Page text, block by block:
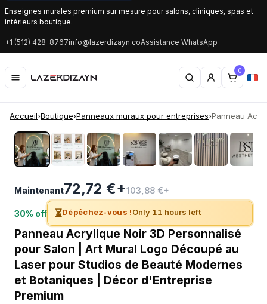
Enseignes murales premium sur mesure pour salons, cliniques, spas et
intérieurs boutique.
+1 (512) 428-8767info@lazerdizayn.coAssistance WhatsApp
0
Accueil›Boutique›Panneaux muraux pour entreprises›Panneau
‹ ›
Maintenant72,72 €+103,88 €+
30% off ⏳Dépêchez-vous !Only 11 hours left
Panneau Acrylique Noir 3D Personnalisé
pour Salon | Art Mural Logo Découpé au
Laser pour Studios de Beauté Modernes
et Botaniques | Décor d'Entreprise
Premium